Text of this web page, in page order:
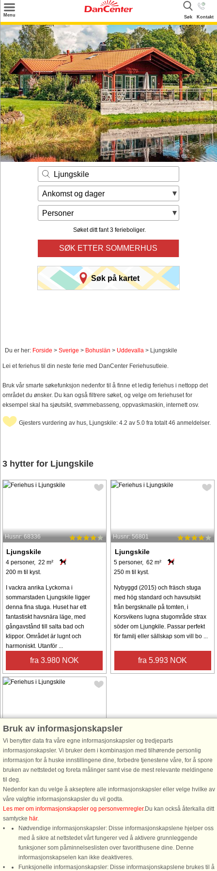
Menu Kontakt
Søk
Søk
Tilbud
Inspirasjon
Info
Service
Kontakt
Eier login
Ljungskile
Ankomst og dager
Personer
Søket ditt fant 3 ferieboliger.
SØK ETTER SOMMERHUS
Søk på kartet
Du er her: Forside > Sverige > Bohuslän > Uddevalla > Ljungskile
Lei et feriehus til din neste ferie med DanCenter Feriehusutleie.
Bruk vår smarte søkefunksjon nedenfor til å finne et ledig feriehus i nettopp det
området du ønsker. Du kan også filtrere søket, og velge om feriehuset for
eksempel skal ha sjøutsikt, svømmebasseng, oppvaskmaskin, internett osv.
Gjesters vurdering av hus, Ljungskile: 4.2 av 5.0 fra totalt 46 anmeldelser.
3 hytter for Ljungskile
Husnr: 68336
Ljungskile
4 personer, 22 m²
200 m til kyst.
I vackra anrika Lyckorna i
sommarstaden Ljungskile ligger
denna fina stuga. Huset har ett
fantastiskt havsnära läge, med
gångavstånd till salta bad och
klippor. Området är lugnt och
harmoniskt. Utanför ...
fra 3.980 NOK
Husnr: 56801
Ljungskile
5 personer, 62 m²
250 m til kyst.
Nybyggd (2015) och fräsch stuga
med hög standard och havsutsikt
från bergsknalle på tomten, i
Korsvikens lugna stugområde strax
söder om Ljungkile. Passar perfekt
för familj eller sällskap som vill bo ...
fra 5.993 NOK
Husnr: 35051
Ljungskile
8 personer, 108 m²
30 m til kyst.
Trivsamt och rymligt boende med
strålande havsutsikt och fantastiskt
läge med strandtomt med egen
brygga och långgrund sandstrand
endast 30 m från ert hus! Ett perfekt
boende för två familjer eller större ...
fra 8.602 NOK
Bruk av informasjonskapsler
Vi benytter data fra våre egne informasjonskapsler og tredjeparts
informasjonskapsler. Vi bruker dem i kombinasjon med tilhørende personlig
informasjon for å huske innstillingene dine, forbedre tjenestene våre, for å spore
bruken av nettstedet og foreta målinger samt vise de mest relevante meldingene
til deg.
Nedenfor kan du velge å akseptere alle informasjonskapsler eller velge hvilke av
våre valgfrie informasjonskapsler du vil godta.
Les mer om informasjonskapsler og personvernregler.Du kan också återkalla ditt
samtycke här.
Nødvendige informasjonskapsler: Disse informasjonskapslene hjelper oss
med å sikre at nettstedet vårt fungerer ved å aktivere grunnleggende
funksjoner som påminnelseslisten over favoritthusene dine. Denne
informasjonskapselen kan ikke deaktiveres.
Funksjonelle informasjonskapsler: Disse informasjonskapslene brukes til å